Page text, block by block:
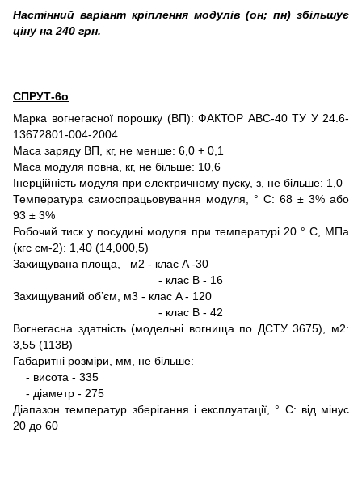
Настінний варіант кріплення модулів (он; пн) збільшує
ціну на 240 грн.
СПРУТ-6о
Марка вогнегасної порошку (ВП): ФАКТОР АВС-40 ТУ У 24.6-
13672801-004-2004
Маса заряду ВП, кг, не менше: 6,0 + 0,1
Маса модуля повна, кг, не більше: 10,6
Інерційність модуля при електричному пуску, з, не більше: 1,0
Температура самоспрацьовування модуля, ° С: 68 ± 3% або
93 ± 3%
Робочий тиск у посудині модуля при температурі 20 ° C, МПа
(кгс см-2): 1,40 (14,000,5)
Захищувана площа, м2 - клас A -30
- клас B - 16
Захищуваний об’єм, м3 - клас A - 120
- клас B - 42
Вогнегасна здатність (модельні вогнища по ДСТУ 3675), м2:
3,55 (113В)
Габаритні розміри, мм, не більше:
- висота - 335
- діаметр - 275
Діапазон температур зберігання і експлуатації, ° C: від мінус
20 до 60